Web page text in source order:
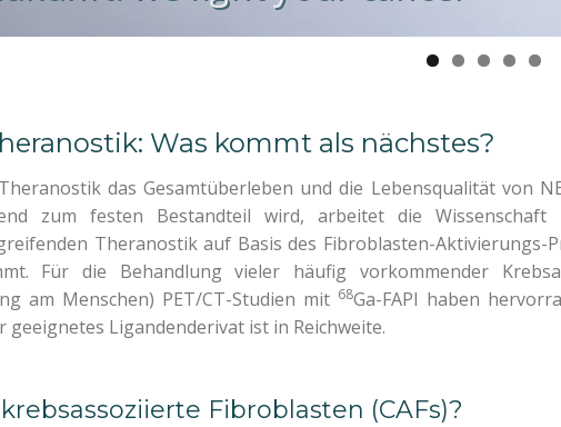
Was kommt als nächstes?
das Gesamtüberleben und die Lebensqualität von
zum festen Bestandteil wird, arbeitet die
Theranostik auf Basis des Fibroblasten-Aktivierungs-
Für die Behandlung vieler häufig vorkommender
am Menschen) PET/CT-Studien mit 68Ga-FAPI haben
geeignetes Ligandenderivat ist in Reichweite.
Fibroblasten (CAFs)?